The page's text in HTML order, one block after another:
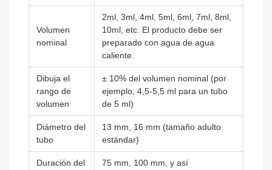
Volumen
nominal
2ml, 3ml, 4ml, 5ml, 6ml, 7ml, 8ml,
10ml, etc. El producto debe ser
preparado con agua de agua
caliente.
Dibuja el
rango de
volumen
± 10% del volumen nominal (por
ejemplo, 4,5-5,5 ml para un tubo
de 5 ml)
Diámetro del
tubo
13 mm, 16 mm (tamaño adulto
estándar)
Duración del
75 mm, 100 mm, y así